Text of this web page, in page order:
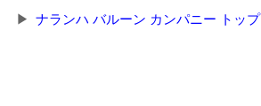
ナランハ バルーン カンパニー トップ